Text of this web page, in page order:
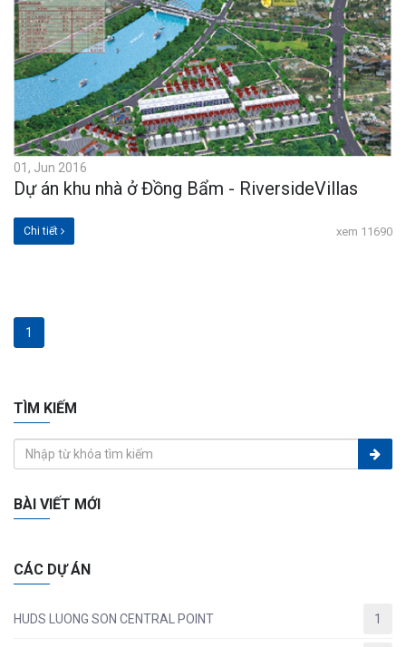
01, Jun 2016
Dự án khu nhà ở Đồng Bẩm - RiversideVillas
Chi tiết xem 11690
1
TÌM KIẾM
BÀI VIẾT MỚI
CÁC DỰ ÁN
HUDS LUONG SON CENTRAL POINT 1